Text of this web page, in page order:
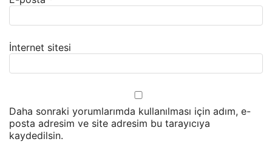
İnternet sitesi
Daha sonraki yorumlarımda kullanılması için adım, e-
posta adresim ve site adresim bu tarayıcıya
kaydedilsin.